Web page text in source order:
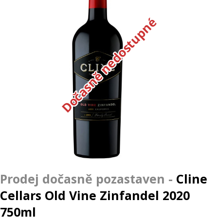
Dočasně nedostupné
Cline
Cellars Old Vine Zinfandel 2020
750ml